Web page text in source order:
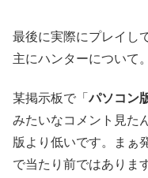
最後に実際にプレイし
主にハンターについて。
某掲示板で「パソコン
みたいなコメント見た
版より低いです。まぁ
で当たり前ではありま